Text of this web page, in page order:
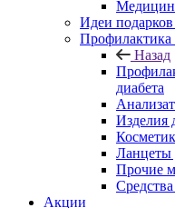
Идеи
Профилактика
Назад
диабета
Изделия
Ланцеты
Прочие
Акции